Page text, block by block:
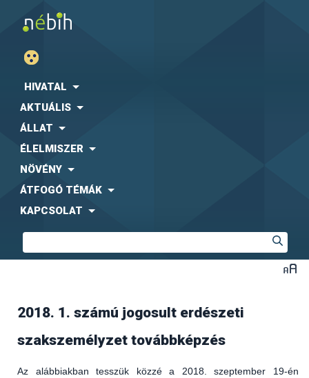
HIVATAL
AKTUÁLIS
ÁLLAT
ÉLELMISZER
NÖVÉNY
ÁTFOGÓ TÉMÁK
KAPCSOLAT
2018. 1. számú jogosult erdészeti
szakszemélyzet továbbképzés
Az alábbiakban tesszük közzé a 2018. szeptember 19-én